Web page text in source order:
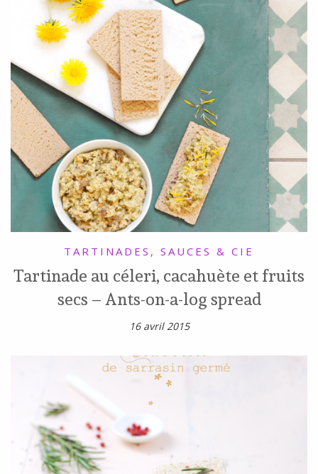
TARTINADES, SAUCES & CIE
Tartinade au céleri, cacahuète et fruits
secs – Ants-on-a-log spread
16 avril 2015